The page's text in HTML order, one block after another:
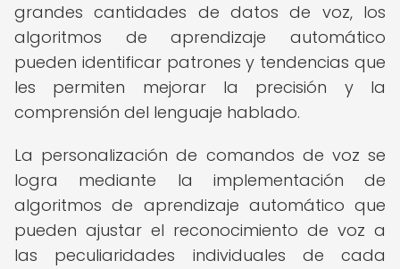
grandes cantidades de datos de voz, los
algoritmos de aprendizaje automático
pueden identificar patrones y tendencias que
les permiten mejorar la precisión y la
comprensión del lenguaje hablado.
La personalización de comandos de voz se
logra mediante la implementación de
algoritmos de aprendizaje automático que
pueden ajustar el reconocimiento de voz a
las peculiaridades individuales de cada